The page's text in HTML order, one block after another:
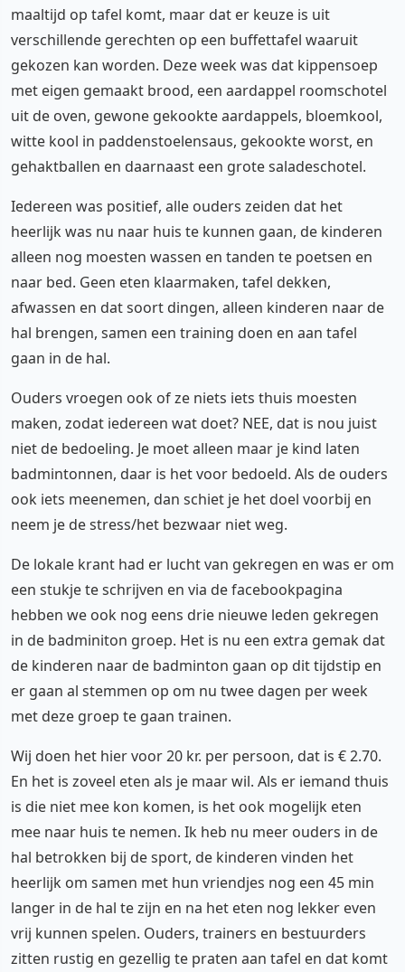
maaltijd op tafel komt, maar dat er keuze is uit
verschillende gerechten op een buffettafel waaruit
gekozen kan worden. Deze week was dat kippensoep
met eigen gemaakt brood, een aardappel roomschotel
uit de oven, gewone gekookte aardappels, bloemkool,
witte kool in paddenstoelensaus, gekookte worst, en
gehaktballen en daarnaast een grote saladeschotel.
Iedereen was positief, alle ouders zeiden dat het
heerlijk was nu naar huis te kunnen gaan, de kinderen
alleen nog moesten wassen en tanden te poetsen en
naar bed. Geen eten klaarmaken, tafel dekken,
afwassen en dat soort dingen, alleen kinderen naar de
hal brengen, samen een training doen en aan tafel
gaan in de hal.
Ouders vroegen ook of ze niets iets thuis moesten
maken, zodat iedereen wat doet? NEE, dat is nou juist
niet de bedoeling. Je moet alleen maar je kind laten
badmintonnen, daar is het voor bedoeld. Als de ouders
ook iets meenemen, dan schiet je het doel voorbij en
neem je de stress/het bezwaar niet weg.
De lokale krant had er lucht van gekregen en was er om
een stukje te schrijven en via de facebookpagina
hebben we ook nog eens drie nieuwe leden gekregen
in de badminiton groep. Het is nu een extra gemak dat
de kinderen naar de badminton gaan op dit tijdstip en
er gaan al stemmen op om nu twee dagen per week
met deze groep te gaan trainen.
Wij doen het hier voor 20 kr. per persoon, dat is € 2.70.
En het is zoveel eten als je maar wil. Als er iemand thuis
is die niet mee kon komen, is het ook mogelijk eten
mee naar huis te nemen. Ik heb nu meer ouders in de
hal betrokken bij de sport, de kinderen vinden het
heerlijk om samen met hun vriendjes nog een 45 min
langer in de hal te zijn en na het eten nog lekker even
vrij kunnen spelen. Ouders, trainers en bestuurders
zitten rustig en gezellig te praten aan tafel en dat komt